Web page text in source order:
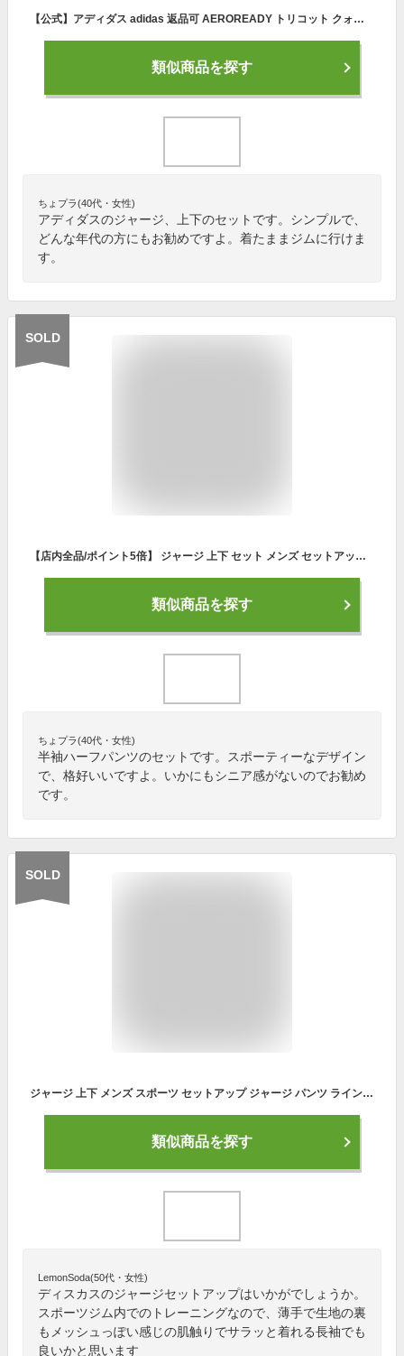
【公式】アディダス adidas 返品可 AEROREADY トリコット クォータージップ トラックスーツ メンズ ウェア・服 セットアップ ジャージ 黒 ブラック HE2233 上下
類似商品を探す
ちょプラ(40代・女性)
アディダスのジャージ、上下のセットです。シンプルで、
どんな年代の方にもお勧めですよ。着たままジムに行けま
す。
SOLD
【店内全品/ポイント5倍】 ジャージ 上下 セット メンズ セットアップ (2719/17B)【 吸汗速乾 】 スポーツウェア ランニングウェア トレーニングウェア 上下組 上下セット 長袖 パーカー ジャージパンツ レディース 男女兼用 秋 冬
類似商品を探す
ちょプラ(40代・女性)
半袖ハーフパンツのセットです。スポーティーなデザイン
で、格好いいですよ。いかにもシニア感がないのでお勧め
です。
SOLD
ジャージ 上下 メンズ スポーツ セットアップ ジャージ パンツ ラインパンツ 上下セット トレーニングウェア 運動着 メンズジャージ ゴルフ ブランド ゆったり シニア 部屋着 ルームウェア ディスカス DISCUS 秋 冬 春 1397
類似商品を探す
LemonSoda(50代・女性)
ディスカスのジャージセットアップはいかがでしょうか。
スポーツジム内でのトレーニングなので、薄手で生地の裏
もメッシュっぽい感じの肌触りでサラッと着れる長袖でも
良いかと思います